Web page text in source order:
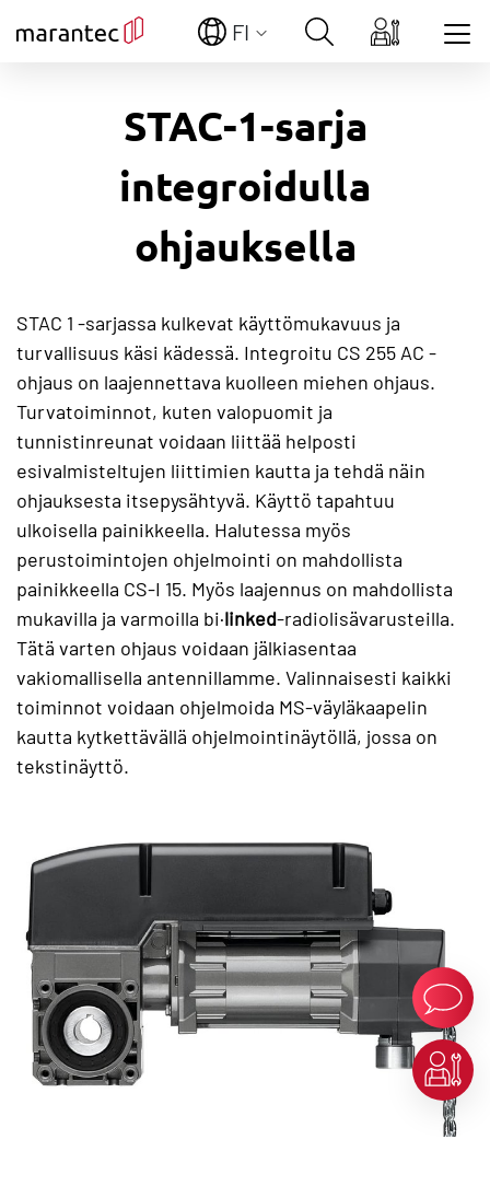
Don't show this message again
FI
STAC-1-sarja
integroidulla
ohjauksella
STAC 1 -sarjassa kulkevat käyttömukavuus ja
turvallisuus käsi kädessä. Integroitu CS 255 AC -
ohjaus on laajennettava kuolleen miehen ohjaus.
Turvatoiminnot, kuten valopuomit ja
tunnistinreunat voidaan liittää helposti
esivalmisteltujen liittimien kautta ja tehdä näin
ohjauksesta itsepysähtyvä. Käyttö tapahtuu
ulkoisella painikkeella. Halutessa myös
perustoimintojen ohjelmointi on mahdollista
painikkeella CS-I 15. Myös laajennus on mahdollista
mukavilla ja varmoilla bi·linked-radiolisävarusteilla.
Tätä varten ohjaus voidaan jälkiasentaa
vakiomallisella antennillamme. Valinnaisesti kaikki
toiminnot voidaan ohjelmoida MS-väyläkaapelin
kautta kytkettävällä ohjelmointinäytöllä, jossa on
tekstinäyttö.